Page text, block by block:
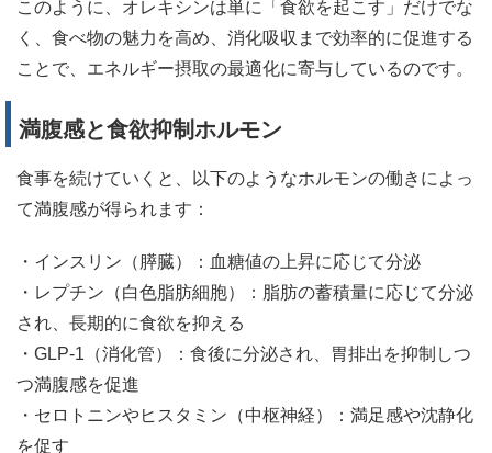
このように、オレキシンは単に「食欲を起こす」だけでな
く、食べ物の魅力を高め、消化吸収まで効率的に促進する
ことで、エネルギー摂取の最適化に寄与しているのです。
満腹感と食欲抑制ホルモン
食事を続けていくと、以下のようなホルモンの働きによっ
て満腹感が得られます：
・インスリン（膵臓）：血糖値の上昇に応じて分泌
・レプチン（白色脂肪細胞）：脂肪の蓄積量に応じて分泌
され、長期的に食欲を抑える
・GLP-1（消化管）：食後に分泌され、胃排出を抑制しつ
つ満腹感を促進
・セロトニンやヒスタミン（中枢神経）：満足感や沈静化
を促す